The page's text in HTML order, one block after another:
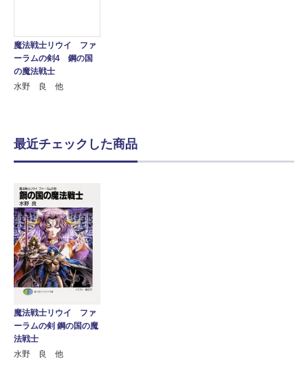
魔法戦士リウイ ファ
ーラムの剣4 鋼の国
の魔法戦士
水野 良 他
最近チェックした商品
魔法戦士リウイ ファ
ーラムの剣 鋼の国の魔
法戦士
水野 良 他